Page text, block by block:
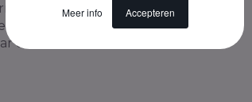
Meer info Accepteren
dit zowel de consument als de
personal assistant draait dus niet
ook om vertrouwen.